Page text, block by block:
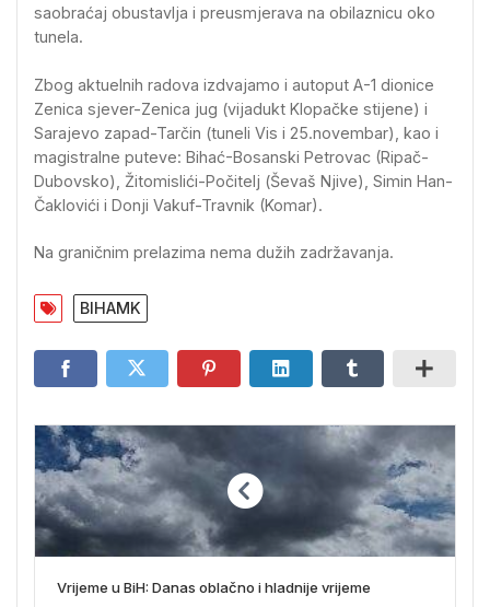
saobraćaj obustavlja i preusmjerava na obilaznicu oko
tunela.
Zbog aktuelnih radova izdvajamo i autoput A-1 dionice
Zenica sjever-Zenica jug (vijadukt Klopačke stijene) i
Sarajevo zapad-Tarčin (tuneli Vis i 25.novembar), kao i
magistralne puteve: Bihać-Bosanski Petrovac (Ripač-
Dubovsko), Žitomislići-Počitelj (Ševaš Njive), Simin Han-
Čaklovići i Donji Vakuf-Travnik (Komar).
Na graničnim prelazima nema dužih zadržavanja.
BIHAMK
Vrijeme u BiH: Danas oblačno i hladnije vrijeme